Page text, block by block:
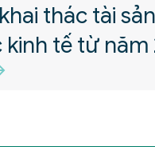
thác tài
tế từ năm